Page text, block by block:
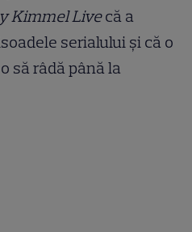
Kimmel Livecă a
serialului și că o
să râdă până la